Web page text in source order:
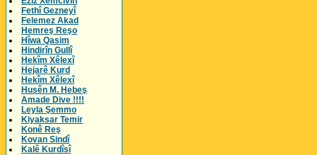
Fethî Gezneyî
Felemez Akad
Hemreş Reşo
Hîwa Qasim
Hindirîn Gullî
Hekîm Xêlexî
Hejarê Kurd
Hekîm Xêlexî
Husên M. Hebeş
Amade Dive !!!!
Leyla Şemmo
Kiyaksar Temir
Konê Reş
Kovan Sindî
Kalê Kurdîsî